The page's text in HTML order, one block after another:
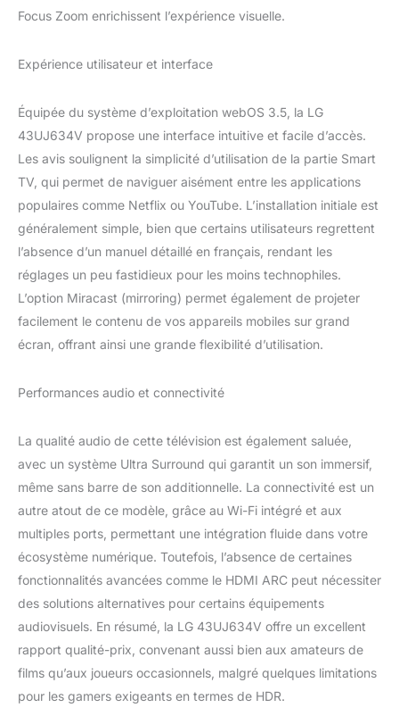
Focus Zoom enrichissent l’expérience visuelle.
Expérience utilisateur et interface
Équipée du système d’exploitation webOS 3.5, la LG
43UJ634V propose une interface intuitive et facile d’accès.
Les avis soulignent la simplicité d’utilisation de la partie Smart
TV, qui permet de naviguer aisément entre les applications
populaires comme Netflix ou YouTube. L’installation initiale est
généralement simple, bien que certains utilisateurs regrettent
l’absence d’un manuel détaillé en français, rendant les
réglages un peu fastidieux pour les moins technophiles.
L’option Miracast (mirroring) permet également de projeter
facilement le contenu de vos appareils mobiles sur grand
écran, offrant ainsi une grande flexibilité d’utilisation.
Performances audio et connectivité
La qualité audio de cette télévision est également saluée,
avec un système Ultra Surround qui garantit un son immersif,
même sans barre de son additionnelle. La connectivité est un
autre atout de ce modèle, grâce au Wi-Fi intégré et aux
multiples ports, permettant une intégration fluide dans votre
écosystème numérique. Toutefois, l’absence de certaines
fonctionnalités avancées comme le HDMI ARC peut nécessiter
des solutions alternatives pour certains équipements
audiovisuels. En résumé, la LG 43UJ634V offre un excellent
rapport qualité-prix, convenant aussi bien aux amateurs de
films qu’aux joueurs occasionnels, malgré quelques limitations
pour les gamers exigeants en termes de HDR.